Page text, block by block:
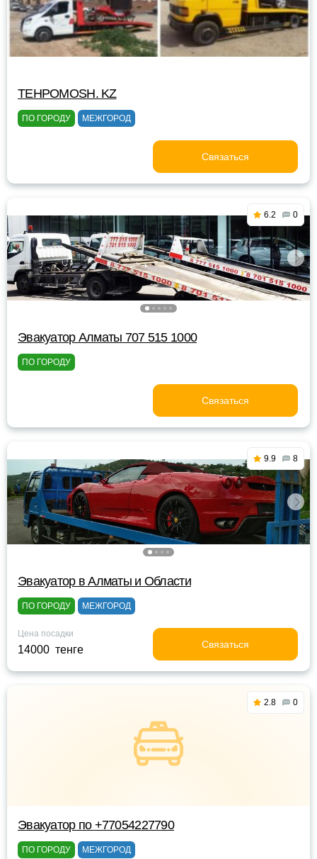
TEHPOMOSH. KZ
ПО ГОРОДУ МЕЖГОРОД
Связаться
6.2 0
Эвакуатор Алматы 707 515 1000
ПО ГОРОДУ
Связаться
9.9 8
Эвакуатор в Алматы и Области
ПО ГОРОДУ МЕЖГОРОД
Цена посадки
14000 тенге Связаться
2.8 0
Эвакуатор по +77054227790
ПО ГОРОДУ МЕЖГОРОД